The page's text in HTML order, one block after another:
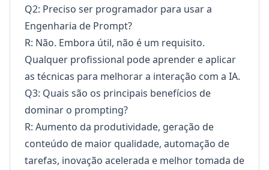
Q2: Preciso ser programador para usar a
Engenharia de Prompt?
R: Não. Embora útil, não é um requisito.
Qualquer profissional pode aprender e aplicar
as técnicas para melhorar a interação com a IA.
Q3: Quais são os principais benefícios de
dominar o prompting?
R: Aumento da produtividade, geração de
conteúdo de maior qualidade, automação de
tarefas, inovação acelerada e melhor tomada de